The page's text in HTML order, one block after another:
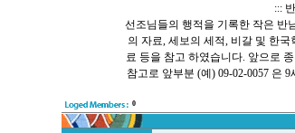
:::
선조님들의 행적을 기록한 작은 반
의 자료, 세보의 세적, 비갈 및 한
료 등을 참고 하였습니다. 앞으로
참고로 앞부분 (예) 09-02-0057 은
0